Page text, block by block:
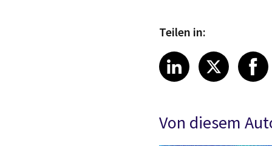
Teilen in:
Share article
LinkedIn
Share
X
Von diesem